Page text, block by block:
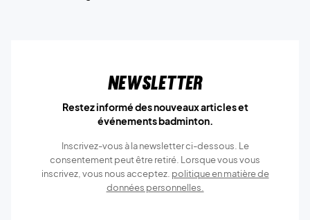
Newsletter
Restez informé des nouveaux articles et
événements badminton.
Inscrivez-vous à la newsletter ci-dessous. Le
consentement peut être retiré. Lorsque vous vous
inscrivez, vous nous acceptez. politique en matière de
données personnelles.